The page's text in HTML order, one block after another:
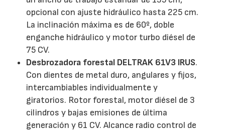
opcional con ajuste hidráulico hasta 225 cm.
La inclinación máxima es de 60º, doble
enganche hidráulico y motor turbo diésel de
75 CV.
Desbrozadora forestal DELTRAK 61V3 IRUS.
Con dientes de metal duro, angulares y fijos,
intercambiables individualmente y
giratorios. Rotor forestal, motor diésel de 3
cilindros y bajas emisiones de última
generación y 61 CV. Alcance radio control de